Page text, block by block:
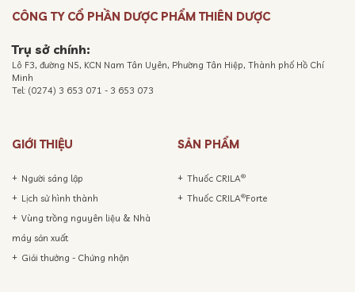
CÔNG TY CỔ PHẦN DƯỢC PHẨM THIÊN DƯỢC
Trụ sở chính:
Lô F3, đường N5, KCN Nam Tân Uyên, Phường Tân Hiệp, Thành phố Hồ Chí
Minh
Tel: (0274) 3 653 071 - 3 653 073
GIỚI THIỆU
Người sáng lập
Lịch sử hình thành
Vùng trồng nguyên liệu & Nhà
máy sản xuất
Giải thưởng - Chứng nhận
SẢN PHẨM
Thuốc CRILA®
Thuốc CRILA®Forte